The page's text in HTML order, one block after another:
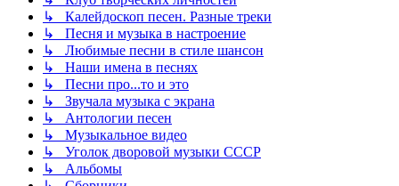
↳ Калейдоскоп песен. Разные треки
↳ Песня и музыка в настроение
↳ Любимые песни в стиле шансон
↳ Наши имена в песнях
↳ Песни про...то и это
↳ Звучала музыка с экрана
↳ Антологии песен
↳ Музыкальное видео
↳ Уголок дворовой музыки СССР
↳ Альбомы